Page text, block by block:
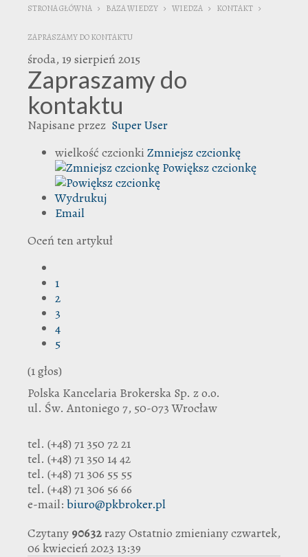
STRONA GŁÓWNA BAZA WIEDZY WIEDZA KONTAKT
ZAPRASZAMY DO KONTAKTU
środa, 19 sierpień 2015
Zapraszamy do
kontaktu
Napisane przez Super User
wielkość czcionki Zmniejsz czcionkę
Powiększ czcionkę
Wydrukuj
Email
Oceń ten artykuł
1
2
3
4
5
(1 głos)
Polska Kancelaria Brokerska Sp. z o.o.
ul. Św. Antoniego 7, 50-073 Wrocław
tel. (+48) 71 350 72 21
tel. (+48) 71 350 14 42
tel. (+48) 71 306 55 55
tel. (+48) 71 306 56 66
e-mail: biuro@pkbroker.pl
Czytany 90632razyOstatnio zmieniany czwartek,
06 kwiecień 2023 13:39